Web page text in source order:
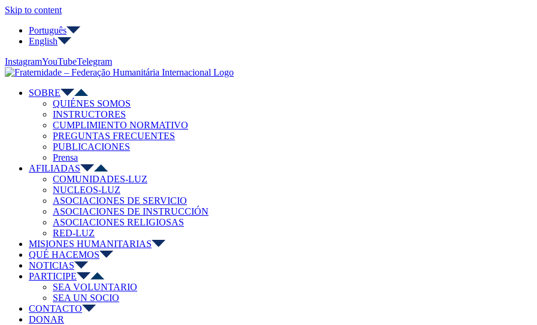
Skip to content
Português
English
InstagramYouTubeTelegram
SOBRE
QUIÉNES SOMOS
INSTRUCTORES
CUMPLIMIENTO NORMATIVO
PREGUNTAS FRECUENTES
PUBLICACIONES
Prensa
AFILIADAS
COMUNIDADES-LUZ
NUCLEOS-LUZ
ASOCIACIONES DE SERVICIO
ASOCIACIONES DE INSTRUCCIÓN
ASOCIACIONES RELIGIOSAS
RED-LUZ
MISIONES HUMANITARIAS
QUÉ HACEMOS
NOTICIAS
PARTICIPE
SEA VOLUNTARIO
SEA UN SOCIO
CONTACTO
DONAR